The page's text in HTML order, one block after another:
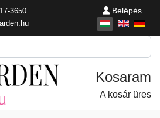
3650
Belépés
A kosár üres